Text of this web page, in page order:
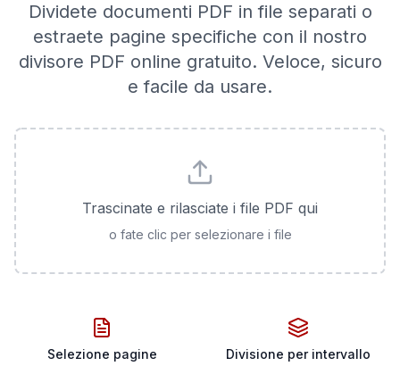
Dividete documenti PDF in file separati o
estraete pagine specifiche con il nostro
divisore PDF online gratuito. Veloce, sicuro
e facile da usare.
Trascinate e rilasciate i file PDF qui
o fate clic per selezionare i file
Selezione pagine Divisione per intervallo